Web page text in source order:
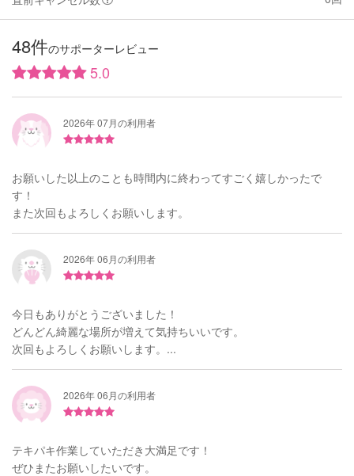
48件のサポーターレビュー
5.0
2026年 07月の利用者
お願いした以上のことも時間内に終わってすごく嬉しかったで
す！
また次回もよろしくお願いします。
2026年 06月の利用者
今日もありがとうございました！
どんどん綺麗な場所が増えて気持ちいいです。
次回もよろしくお願いします。...
2026年 06月の利用者
テキパキ作業していただき大満足です！
ぜひまたお願いしたいです。